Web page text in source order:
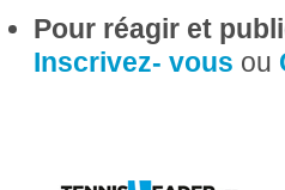
Pour réagir et
Inscrivez- vous ou